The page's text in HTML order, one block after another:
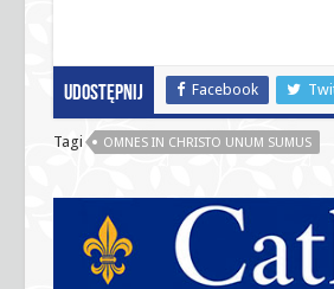
Udostępnij Facebook
Tagi OMNES IN CHRISTO UNUM SUMUS